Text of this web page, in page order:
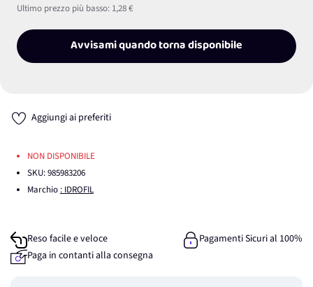
Ultimo prezzo più basso: 1,28 €
Avvisami quando torna disponibile
Aggiungi ai preferiti
NON DISPONIBILE
SKU:985983206
Marchio : IDROFIL
Reso facile e veloce
Pagamenti Sicuri al 100%
Paga in contanti alla consegna